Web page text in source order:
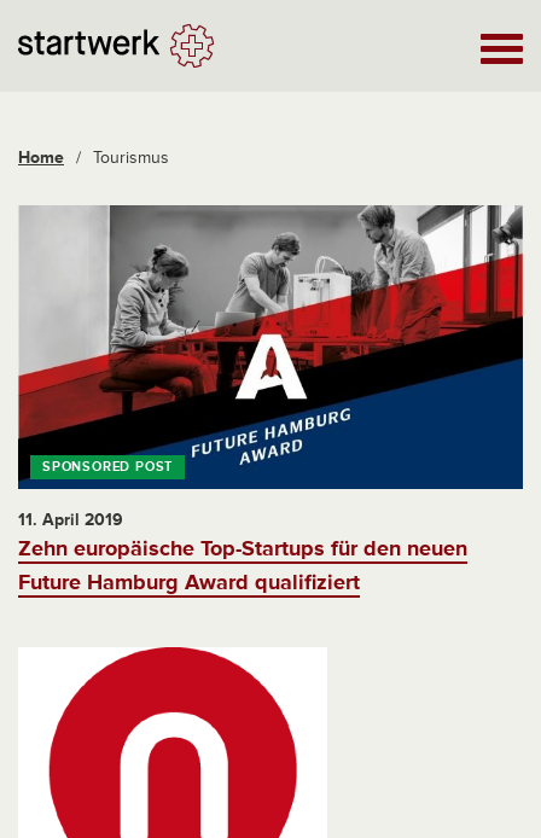
Home / Tourismus
11. April 2019
Zehn europäische Top-Startups für den neuen
Future Hamburg Award qualifiziert